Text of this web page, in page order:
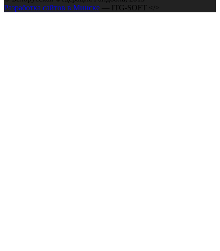
Разработка сайтов в Минске — ITG-SOFT </>